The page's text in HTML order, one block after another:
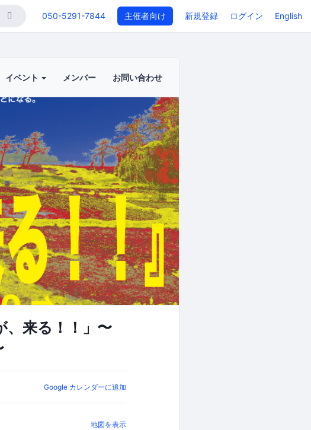
050-5291-7844 主催者向け 新規登録 ログイン English
イベント メンバー お問い合わせ
来る！！」〜
Google カレンダーに追加
地図を表示